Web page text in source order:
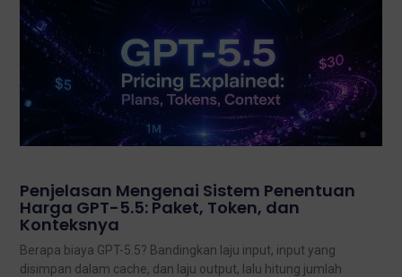
Penjelasan Mengenai Sistem Penentuan
Harga GPT-5.5: Paket, Token, dan
Konteksnya
Berapa biaya GPT-5.5? Bandingkan laju input, input yang
disimpan dalam cache, dan laju output, lalu hitung jumlah